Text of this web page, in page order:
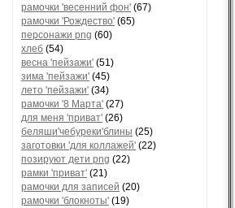
рамочки 'весенний фон' (67)
рамочки 'Рождество' (65)
персонажи png (60)
хлеб (54)
весна 'пейзажи' (51)
зима 'пейзажи' (45)
лето 'пейзажи' (34)
рамочки '8 Марта' (27)
для меня 'приват' (26)
беляши'чебуреки'блины (25)
заготовки 'для коллажей' (22)
позируют дети png (22)
рамки 'приват' (21)
рамочки для записей (20)
рамочки 'блокноты' (19)